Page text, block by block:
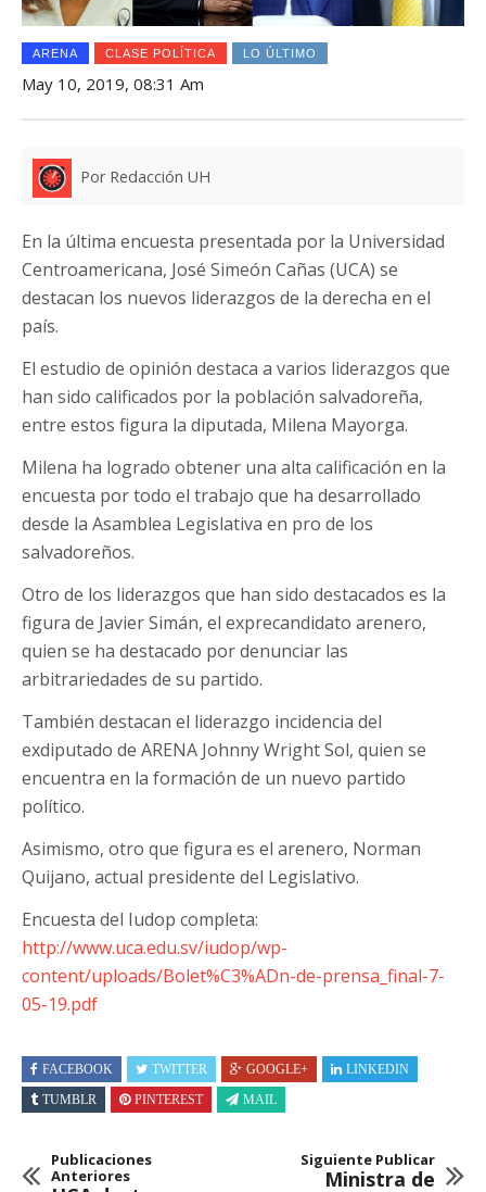
ARENA CLASE POLÍTICA LO ÚLTIMO
May 10, 2019, 08:31 Am
Por Redacción UH
En la última encuesta presentada por la Universidad
Centroamericana, José Simeón Cañas (UCA) se
destacan los nuevos liderazgos de la derecha en el
país.
El estudio de opinión destaca a varios liderazgos que
han sido calificados por la población salvadoreña,
entre estos figura la diputada, Milena Mayorga.
Milena ha logrado obtener una alta calificación en la
encuesta por todo el trabajo que ha desarrollado
desde la Asamblea Legislativa en pro de los
salvadoreños.
Otro de los liderazgos que han sido destacados es la
figura de Javier Simán, el exprecandidato arenero,
quien se ha destacado por denunciar las
arbitrariedades de su partido.
También destacan el liderazgo incidencia del
exdiputado de ARENA Johnny Wright Sol, quien se
encuentra en la formación de un nuevo partido
político.
Asimismo, otro que figura es el arenero, Norman
Quijano, actual presidente del Legislativo.
Encuesta del Iudop completa:
http://www.uca.edu.sv/iudop/wp-
content/uploads/Bolet%C3%ADn-de-prensa_final-7-
05-19.pdf
FACEBOOK TWITTER GOOGLE+
LINKEDIN
TUMBLR
PINTEREST MAIL
Publicaciones
Anteriores
Siguiente Publicar
Ministra de